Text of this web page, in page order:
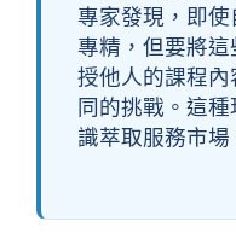
專家發現，即
專精，但要將
授他人的課程
同的挑戰。這
識萃取服務市場